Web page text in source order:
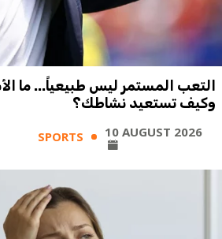
التعب المستمر ليس طبيعياً... ما
وكيف تستعيد نشاطك؟
SPORTS 10 AUGUST 2026